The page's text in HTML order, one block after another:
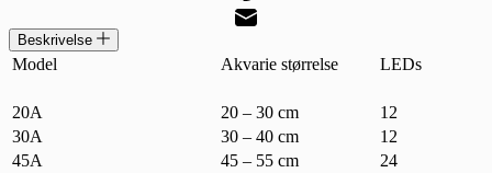
Beskrivelse
Model Akvarie størrelse LEDs
20A 20 – 30 cm
12
30A
30 – 40 cm
12
45A
45 – 55 cm
24